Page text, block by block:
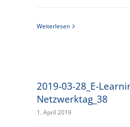
Weiterlesen
2019-03-28_E-
Netzwerktag_38
1. April 2019